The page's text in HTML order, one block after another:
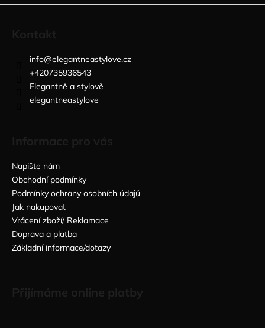
info@elegantneastylove.cz
+420735936543
Elegantně a stylově
elegantneastylove
Napište nám
Obchodní podmínky
Podmínky ochrany osobních údajů
Jak nakupovat
Vrácení zboží/ Reklamace
Doprava a platba
Základní informace/dotazy